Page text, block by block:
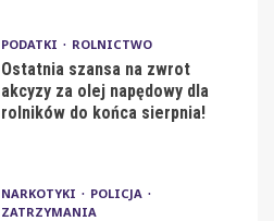
PODATKI ROLNICTWO
Ostatnia szansa na zwrot
akcyzy za olej napędowy dla
rolników do końca sierpnia!
NARKOTYKI
POLICJA
ZATRZYMANIA